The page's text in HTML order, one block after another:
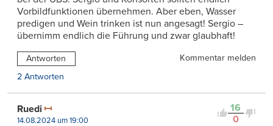
Vorbildfunktionen übernehmen. Aber eben, Wasser
predigen und Wein trinken ist nun angesagt! Sergio –
übernimm endlich die Führung und zwar glaubhaft!
Antworten
Kommentar melden
2 Antworten
16
0
Ruedi
14.08.2024 um 19:00